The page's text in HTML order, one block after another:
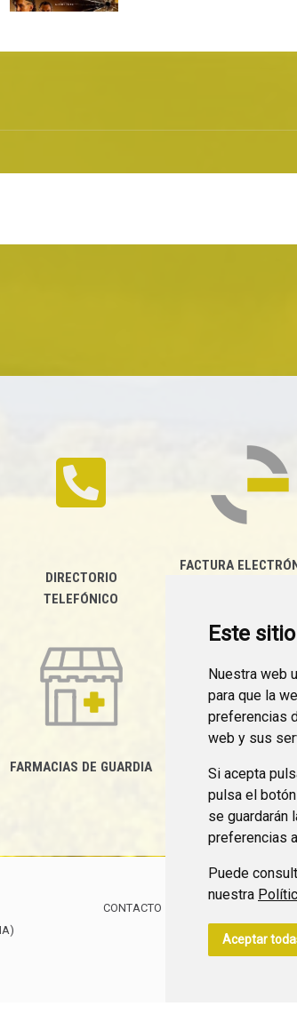
Este
Nuestra web
para que la
preferencias
web y sus
Si acepta
pulsa el botón
se guardarán
preferencias
Puede
nuestra
Aceptar
DIRECTORIO
TELEFÓNICO
FACTURA
FARMACIAS DE GUARDIA
CANAL
CONTACTO